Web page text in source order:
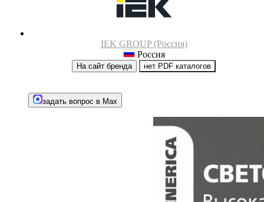
IEK GROUP (Россия)
Россия
На сайт бренда нет PDF каталогов
задать вопрос в Max